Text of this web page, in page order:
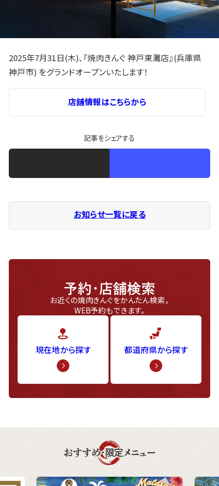
2025年7月31日(木)、『焼肉きんぐ 神戸東灘店』(兵庫県
神戸市) をグランドオープンいたします！
店舗情報はこちらから
記事をシェアする
お知らせ一覧に戻る
予約・店舗検索
お近くの焼肉きんぐをかんたん検索。
WEB予約もできます。
現在地から探す 都道府県から探す
おすすめ・限定メニュー